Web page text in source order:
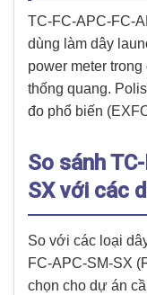
TC-FC-APC-FC-
dùng làm dây
power meter
thống quang.
đo phổ biến
So sánh
SX với các
So với các loại
FC-APC-SM-SX
chọn cho dự án